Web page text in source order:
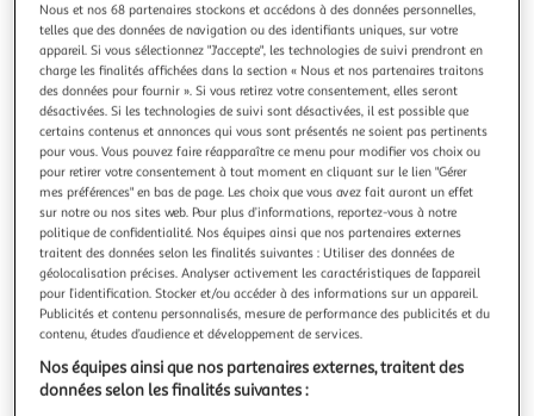
précédente
suivante
PARIS PRIX
Tableau Imprimé Orchid & Zen Garden
Informations Techniques : Matière : Structure : Bois (Pin)
Revêtement : Toile Intissée Spécificités : Format :
Rectangulaire Tableau imprimée sur toile Impression Full
HD Haute Résolution 360 dpi Garantie une parfaite netteté
et profondeur des couleurs Protection UV pour une
résistance au soleil Ch
En savoir +
Vendu par Paris Prix
Couleur
Multicolore
Taille
50 x 100 cm
Nous et nos 68 partenaires stockons et accédons à des données personnelles,
telles que des données de navigation ou des identifiants uniques, sur votre
appareil. Si vous sélectionnez "J'accepte", les technologies de suivi prendront en
charge les finalités affichées dans la section « Nous et nos partenaires traitons
des données pour fournir ». Si vous retirez votre consentement, elles seront
désactivées. Si les technologies de suivi sont désactivées, il est possible que
certains contenus et annonces qui vous sont présentés ne soient pas pertinents
pour vous. Vous pouvez faire réapparaître ce menu pour modifier vos choix ou
pour retirer votre consentement à tout moment en cliquant sur le lien "Gérer
mes préférences" en bas de page. Les choix que vous avez fait auront un effet
sur notre ou nos sites web. Pour plus d’informations, reportez-vous à notre
politique de confidentialité. Nos équipes ainsi que nos partenaires externes
traitent des données selon les finalités suivantes : Utiliser des données de
géolocalisation précises. Analyser activement les caractéristiques de l’appareil
pour l’identification. Stocker et/ou accéder à des informations sur un appareil.
Publicités et contenu personnalisés, mesure de performance des publicités et du
contenu, études d’audience et développement de services.
Nos équipes ainsi que nos partenaires externes, traitent des
données selon les finalités suivantes :